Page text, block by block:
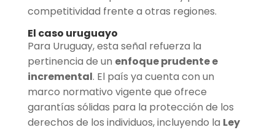
competitividad frente a otras regiones.
El caso uruguayo
Para Uruguay, esta señal refuerza la
pertinencia de un enfoque prudente e
incremental. El país ya cuenta con un
marco normativo vigente que ofrece
garantías sólidas para la protección de los
derechos de los individuos, incluyendo la Ley